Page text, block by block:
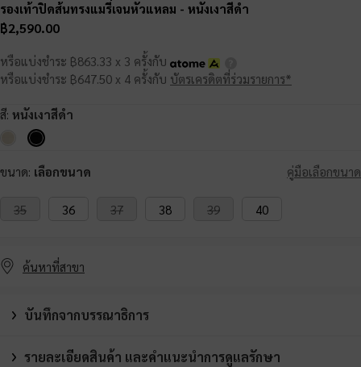
รองเท้าปิดส้นทรงแมรี่เจนหัวแหลม - หนังเงาสีดำ
฿2,590.00
หรือแบ่งชำระ ฿863.33 x 3 ครั้งกับ
หรือแบ่งชำระ ฿647.50 x 4 ครั้งกับ บัตรเครดิตที่ร่วมรายการ*
สี: หนังเงาสีดำ
ขนาด: เลือกขนาด คู่มือเลือกขนาด
35 36 37 38 39 40
ค้นหาที่สาขา
บันทึกจากบรรณาธิการ
รายละเอียดสินค้า และคำแนะนำการดูแลรักษา